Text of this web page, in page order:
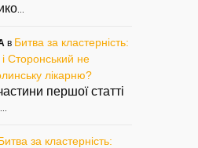
в Битва за кластерність:
Сторонський не
лікарню?
першої статті
за кластерність: